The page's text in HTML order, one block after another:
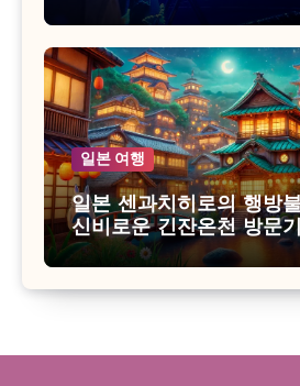
일본 여행
일본 센과치히로의 행방
신비로운 긴잔온천 방문기